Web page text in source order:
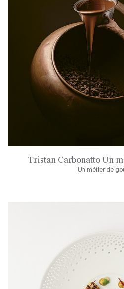
Tristan Carbonatto Un
Un métier de